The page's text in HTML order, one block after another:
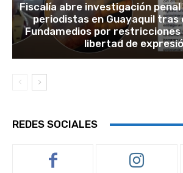
Fiscalía abre investigación
periodistas en Guayaquil tras
Fundamedios por restricciones
libertad de
REDES SOCIALES